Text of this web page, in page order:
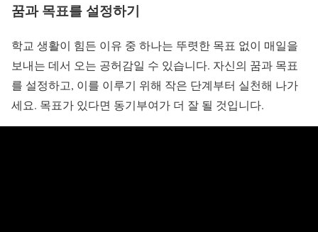
꿈과 목표를 설정하기
학교 생활이 힘든 이유 중 하나는 뚜렷한 목표 없이 매일을
보내는 데서 오는 공허감일 수 있습니다. 자신의 꿈과 목표
를 설정하고, 이를 이루기 위해 작은 단계부터 실천해 나가
세요. 목표가 있다면 동기부여가 더 잘 될 것입니다.